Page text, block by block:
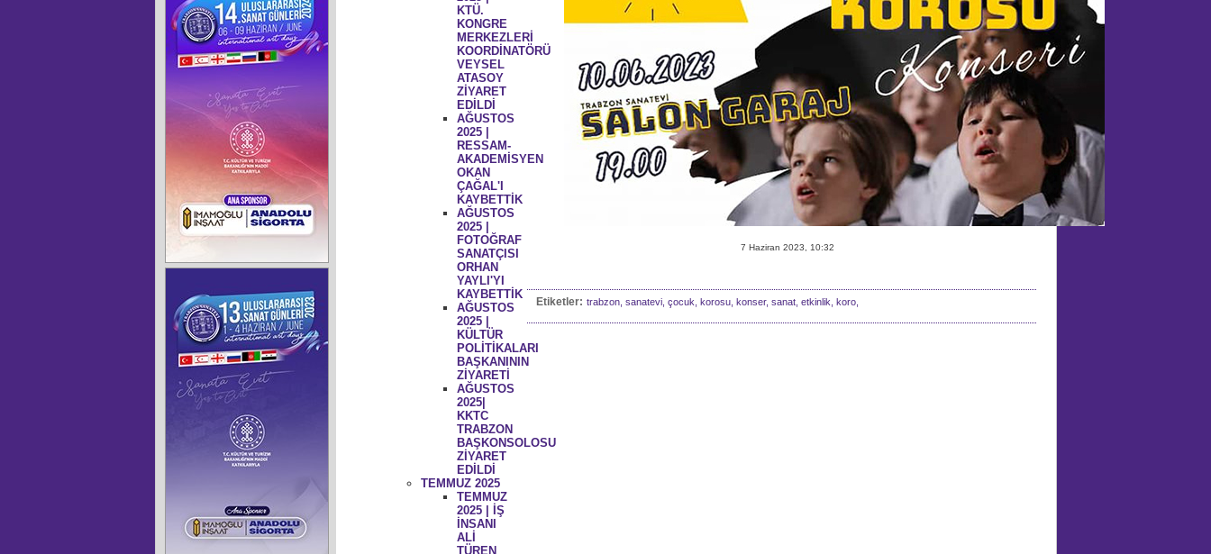
7 Haziran 2023, 10:32
Etiketler: trabzon, sanatevi, çocuk, korosu, konser, sanat, etkinlik, koro,
KTÜ.
KONGRE
MERKEZLERİ
KOORDİNATÖRÜ
VEYSEL
ATASOY
ZİYARET
EDİLDİ
AĞUSTOS
2025 |
RESSAM-
AKADEMİSYEN
OKAN
ÇAĞAL'I
KAYBETTİK
AĞUSTOS
2025 |
FOTOĞRAF
SANATÇISI
ORHAN
YAYLI'YI
KAYBETTİK
AĞUSTOS
2025 |
KÜLTÜR
POLİTİKALARI
BAŞKANININ
ZİYARETİ
AĞUSTOS
2025|
KKTC
TRABZON
BAŞKONSOLOSU
ZİYARET
EDİLDİ
TEMMUZ 2025
TEMMUZ
2025 | İŞ
İNSANI
ALİ
TÜREN